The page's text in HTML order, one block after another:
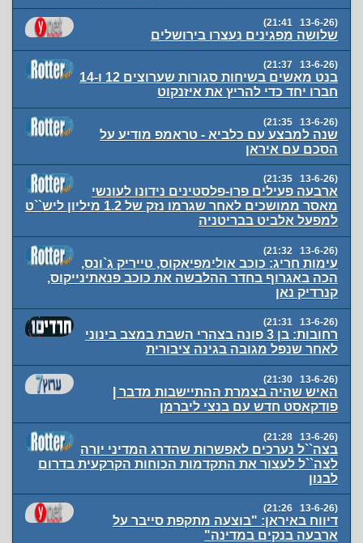
(13-6-26 21:41)
שלושה מפגינים נעצרו בירושלים
(13-6-26 21:37)
בנט מאשים בשיחות סגורות שערוצים 12 ו-14
חברו יחד כדי להריץ את איזנקוט
(13-6-26 21:35)
שנה למבצע עם כלביא - טראמפ מודיע על
הסכם עם איראן
(13-6-26 21:35)
ארבעה פעילים פרו-פלסטינים נידונו לעונשי
מאסר ממושכים לאחר שגרמו נזק של 1.2 מיליון ליש``ט
למפעל אלביט בבריטניה
(13-6-26 21:32)
עימות חריג: כוכב אולימפיאקוס, טייריק ג`ונס,
הכה באגרוף בחדר ההלבשה את כוכב פנאתינייקוס,
קנרדיק נאן
(13-6-26 21:31)
רחובות: בן 3 פונה בצהרי השבת במצב בינוני
לאחר שנפל מגובה בגינה ציבורית
(13-6-26 21:30)
האיש שהיה בצמרת ההתיישבות מדבר |
פודקאסט חדש עם בנצי ליברמן
(13-6-26 21:28)
בצה``ל נערכים לאפשרות שהדרג המדיני יורה
לצה``ל לעצור את התקדמות הכוחות הקרקעית בדרום
לבנון
(13-6-26 21:26)
דיווח באיראן: "בוצעה מתקפת סייבר על
ארבעה בנקים במדינה"